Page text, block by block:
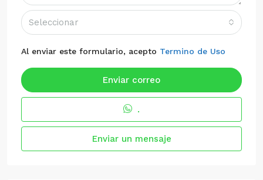
Seleccionar
Al enviar este formulario, acepto Termino de Uso
Enviar correo
.
Enviar un mensaje